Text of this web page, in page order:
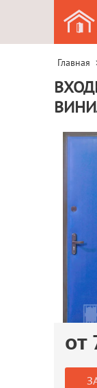
Главная
от